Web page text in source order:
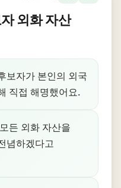
외화 자산
보자가 본인의 외국
직접 해명했어요.
든 외화 자산을
념하겠다고